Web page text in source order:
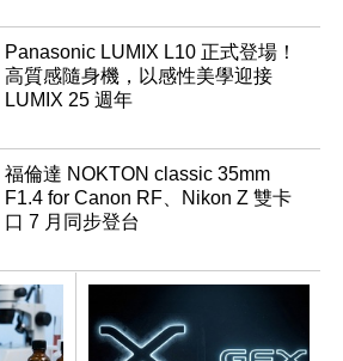
Panasonic LUMIX L10 正式登場！
高質感隨身機，以感性美學迎接
LUMIX 25 週年
福倫達 NOKTON classic 35mm
F1.4 for Canon RF、Nikon Z 雙卡
口 7 月同步登台